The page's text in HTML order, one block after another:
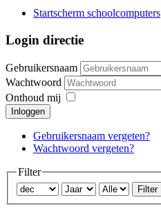
Startscherm schoolcomputers
Login directie
Gebruikersnaam
Wachtwoord
Onthoud mij
Inloggen
Gebruikersnaam vergeten?
Wachtwoord vergeten?
Filter
Filter